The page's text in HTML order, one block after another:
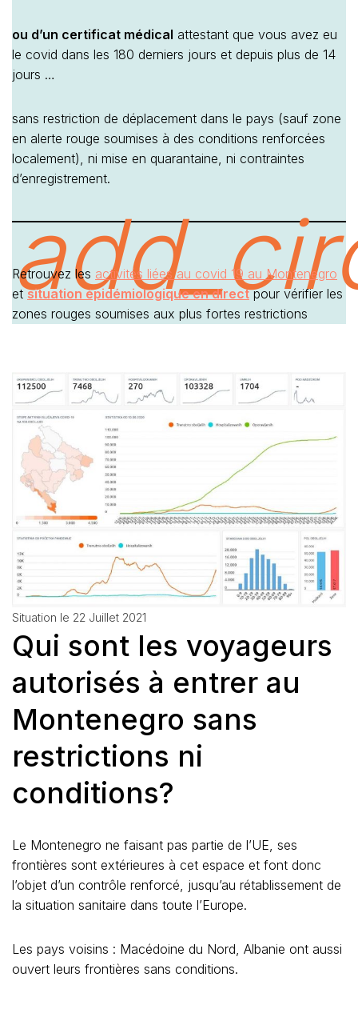
ou d’un certificat médical attestant que vous avez eu
le covid dans les 180 derniers jours et depuis plus de 14
jours …
sans restriction de déplacement dans le pays (sauf zone
en alerte rouge soumises à des conditions renforcées
localement), ni mise en quarantaine, ni contraintes
d’enregistrement.
Retrouvez les activités liées au covid 19 au Montenegro
etsituation épidémiologique en directpour vérifier les
zones rouges soumises aux plus fortes restrictions
Situation le 22 Juillet 2021
Qui sont les voyageurs
autorisés à entrer au
Montenegro sans
restrictions ni
conditions?
Le Montenegro ne faisant pas partie de l’UE, ses
frontières sont extérieures à cet espace et font donc
l’objet d’un contrôle renforcé, jusqu’au rétablissement de
la situation sanitaire dans toute l’Europe.
Les pays voisins : Macédoine du Nord, Albanie ont aussi
ouvert leurs frontières sans conditions.